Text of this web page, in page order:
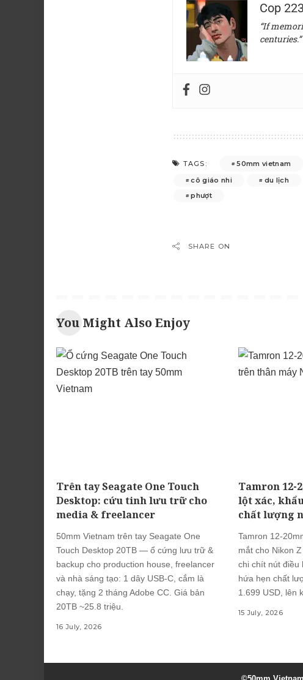
Cop 223
“If
centuries.”
TAGS: 50mm vietnam
cô giáo nhi
du lịch
phượt
SHARE ON
You Might Also Enjoy
Trên tay Seagate One Touch
Desktop: cứu tinh lưu trữ cho
media & freelancer
50mm Vietnam trên tay Seagate One
Touch Desktop 20TB — ổ cứng lưu trữ &
backup cho production house, freelancer
và nhà sáng tạo: 1 dây USB-C, cắm là
chạy, tặng 2 tháng Adobe CC. Giá bản
20TB ~25.8 triệu.
16 July, 2026
Tamron 12-
lột xác,
chất lượng
Tamron 12-
mắt cho Nikon
chi chít nút điều
hứa hẹn chất
1.699 USD, lên
15 July, 2026